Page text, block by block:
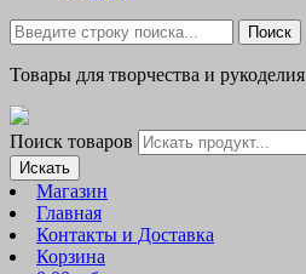
Поиск
Товары для творчества и рукоделия
Поиск товаров
Искать
Магазин
Главная
Контакты и Доставка
Корзина